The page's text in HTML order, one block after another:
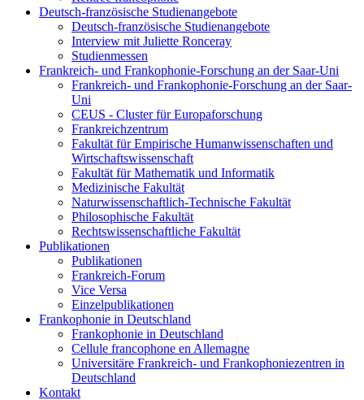
Deutsch-französische Studienangebote
Deutsch-französische Studienangebote
Interview mit Juliette Ronceray
Studienmessen
Frankreich- und Frankophonie-Forschung an der Saar-Uni
Frankreich- und Frankophonie-Forschung an der Saar-
Uni
CEUS - Cluster für Europaforschung
Frankreichzentrum
Fakultät für Empirische Humanwissenschaften und
Wirtschaftswissenschaft
Fakultät für Mathematik und Informatik
Medizinische Fakultät
Naturwissenschaftlich-Technische Fakultät
Philosophische Fakultät
Rechtswissenschaftliche Fakultät
Publikationen
Publikationen
Frankreich-Forum
Vice Versa
Einzelpublikationen
Frankophonie in Deutschland
Frankophonie in Deutschland
Cellule francophone en Allemagne
Universitäre Frankreich- und Frankophoniezentren in
Deutschland
Kontakt